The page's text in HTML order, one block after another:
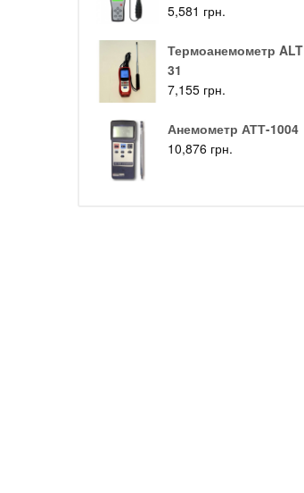
5,581 грн.
Термоанемометр ALT
31
7,155 грн.
Анемометр АТТ-1004
10,876 грн.